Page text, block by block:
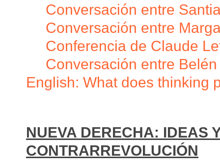
Conversación entre
Conversación entre
Conferencia de Claude
Conversación entre
English: What does thinking
NUEVA DERECHA: IDEAS
CONTRARREVOLUCIÓN